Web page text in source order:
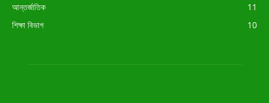
আন্তর্জাতিক
11
শিক্ষা বিভাগ
10